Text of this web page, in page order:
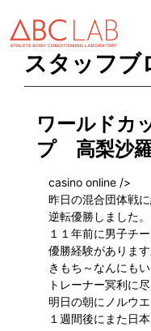
スタッフブ
ワールドカ
プ 高梨沙
casino online />
昨日の混合団体戦
逆転優勝しました。
１１年前に男子チ
優勝経験がありま
きもち～なんにも
トレーナー冥利に
明日の朝にノルウ
１週間後にまた日